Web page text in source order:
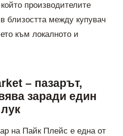
производителите
близостта между купувач
към локалното и
– пазарът,
заради един
на Пайк Плейс е една от